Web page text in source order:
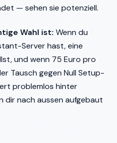
— sehen sie potenziell.
Wahl ist: Wenn du
Server hast, eine
und wenn 75 Euro pro
Tausch gegen Null Setup-
problemlos hinter
dir nach aussen aufgebaut